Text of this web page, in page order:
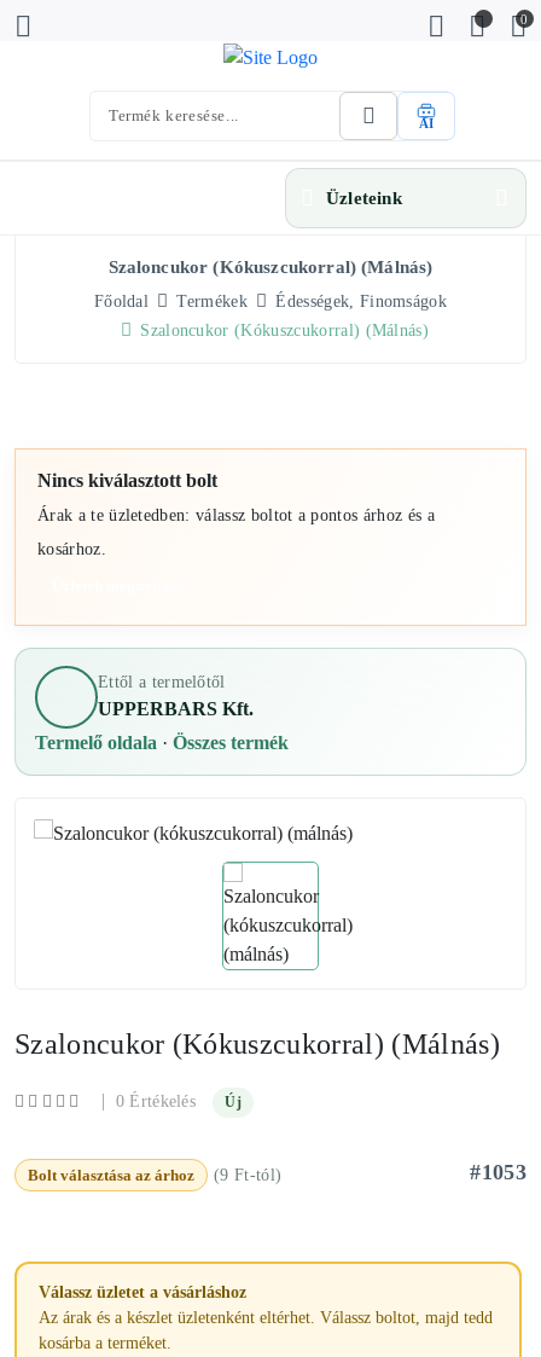
0
AI
Üzleteink
Szaloncukor (kókuszcukorral) (málnás)
Főoldal Termékek
Édességek, Finomságok
Szaloncukor (kókuszcukorral) (málnás)
Nincs kiválasztott bolt
Árak a te üzletedben: válassz boltot a pontos árhoz és a
kosárhoz.
Ettől a termelőtől
UPPERBARS Kft.
Termelő oldala · Összes termék
Szaloncukor (kókuszcukorral) (málnás)
| 0 Értékelés Új
Bolt választása az árhoz (9 Ft-tól) #1053
Válassz üzletet a vásárláshoz
Az árak és a készlet üzletenként eltérhet. Válassz boltot, majd tedd
kosárba a terméket.